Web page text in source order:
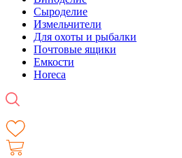
Сыроделие
Измельчители
Для охоты и рыбалки
Почтовые ящики
Емкости
Horeca